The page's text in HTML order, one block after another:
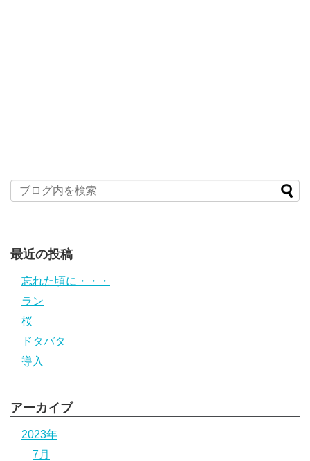
最近の投稿
忘れた頃に・・・
ラン
桜
ドタバタ
導入
アーカイブ
2023年
7月